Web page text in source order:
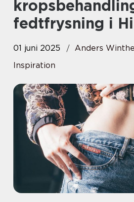
fedtfrysning i
01 juni 2025
Anders
Inspiration